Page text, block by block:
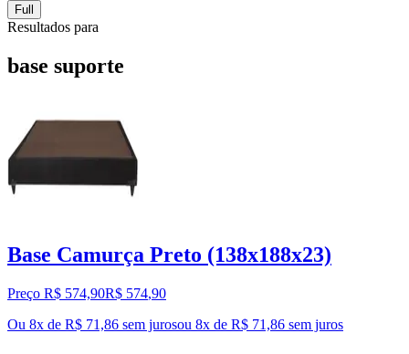
Full
Resultados para
base suporte
Base Camurça Preto (138x188x23)
Preço R$ 574,90R$ 574,90
Ou 8x de R$ 71,86 sem jurosou 8x de R$ 71,86 sem juros